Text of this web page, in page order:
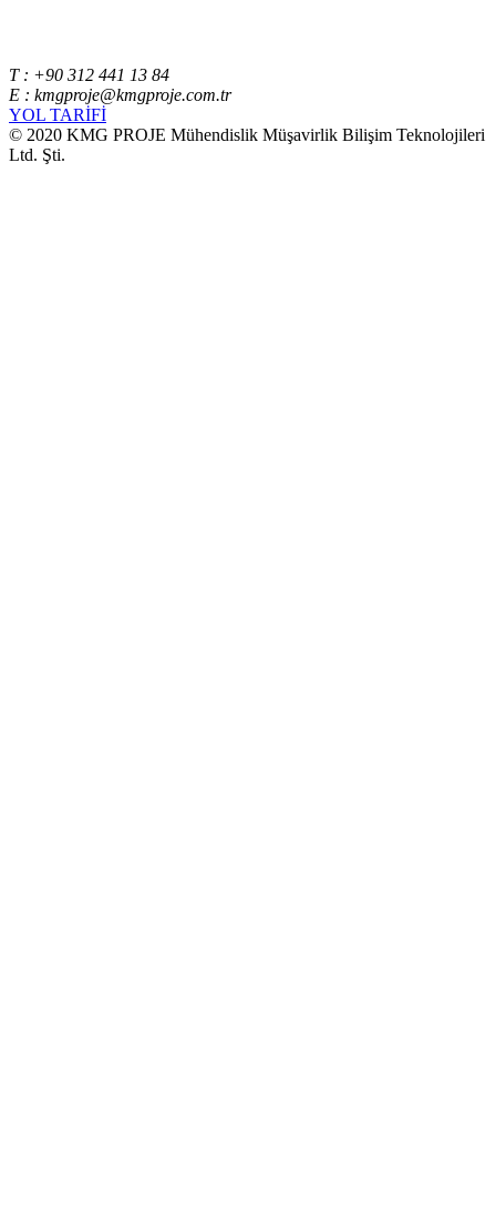
T : +90 312 441 13 84
E : kmgproje@kmgproje.com.tr
YOL TARİFİ
© 2020 KMG PROJE Mühendislik Müşavirlik Bilişim Teknolojileri
Ltd. Şti.